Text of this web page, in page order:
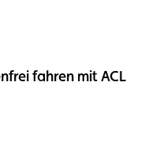
fahren mit ACL